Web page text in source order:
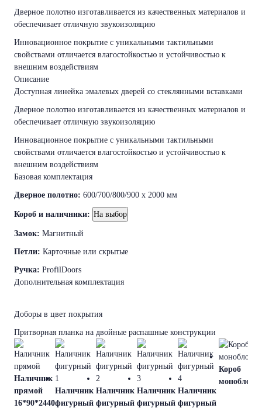
Дверное полотно изготавливается из качественных материалов и
обеспечивает отличную звукоизоляцию
Инновационное покрытие с уникальными тактильными
свойствами отличается влагостойкостью и устойчивостью к
внешним воздействиям
Описание
Доступная линейка эмалевых дверей со стеклянными вставками
Дверное полотно изготавливается из качественных материалов и
обеспечивает отличную звукоизоляцию
Инновационное покрытие с уникальными тактильными
свойствами отличается влагостойкостью и устойчивостью к
внешним воздействиям
Базовая комплектация
Дверное полотно: 600/700/800/900 x 2000 мм
Короб и наличники: На выбор
Замок: Магнитный
Петли: Карточные или скрытые
Ручка: ProfilDoors
Дополнительная комплектация
Доборы в цвет покрытия
Притворная планка на двойные распашные конструкции
Наличник
прямой
16*90*2440
Наличник
фигурный
Наличник
фигурный
Наличник
фигурный
Наличник
фигурный
Короб
моноблок